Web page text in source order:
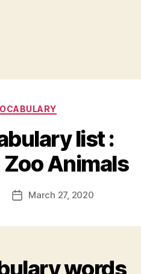
Categories
list :
Animals
PostMarch 27, 2020